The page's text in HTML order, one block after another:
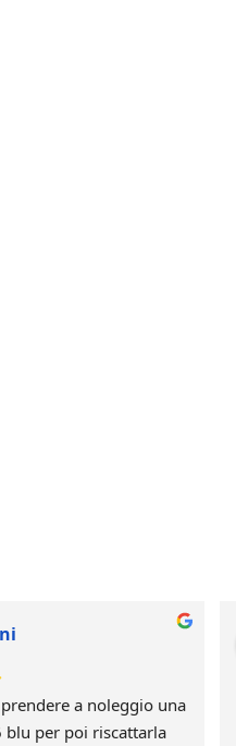
a noleggio una
blu per poi riscattarla